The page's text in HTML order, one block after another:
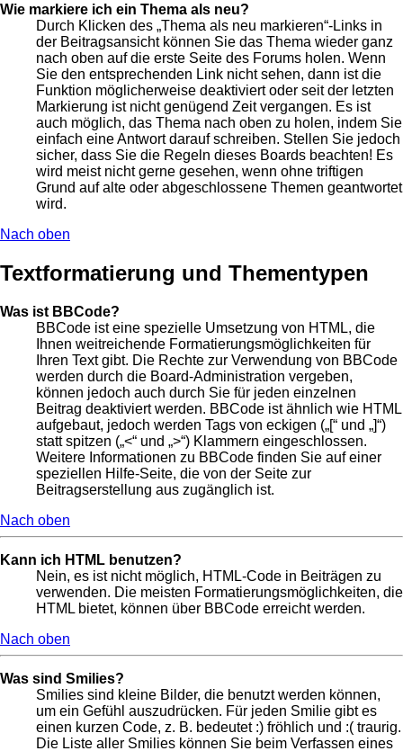
Wie markiere ich ein Thema als neu?
Durch Klicken des „Thema als neu markieren“-Links in
der Beitragsansicht können Sie das Thema wieder ganz
nach oben auf die erste Seite des Forums holen. Wenn
Sie den entsprechenden Link nicht sehen, dann ist die
Funktion möglicherweise deaktiviert oder seit der letzten
Markierung ist nicht genügend Zeit vergangen. Es ist
auch möglich, das Thema nach oben zu holen, indem Sie
einfach eine Antwort darauf schreiben. Stellen Sie jedoch
sicher, dass Sie die Regeln dieses Boards beachten! Es
wird meist nicht gerne gesehen, wenn ohne triftigen
Grund auf alte oder abgeschlossene Themen geantwortet
wird.
Nach oben
Textformatierung und Thementypen
Was ist BBCode?
BBCode ist eine spezielle Umsetzung von HTML, die
Ihnen weitreichende Formatierungsmöglichkeiten für
Ihren Text gibt. Die Rechte zur Verwendung von BBCode
werden durch die Board-Administration vergeben,
können jedoch auch durch Sie für jeden einzelnen
Beitrag deaktiviert werden. BBCode ist ähnlich wie HTML
aufgebaut, jedoch werden Tags von eckigen („[“ und „]“)
statt spitzen („<“ und „>“) Klammern eingeschlossen.
Weitere Informationen zu BBCode finden Sie auf einer
speziellen Hilfe-Seite, die von der Seite zur
Beitragserstellung aus zugänglich ist.
Nach oben
Kann ich HTML benutzen?
Nein, es ist nicht möglich, HTML-Code in Beiträgen zu
verwenden. Die meisten Formatierungsmöglichkeiten, die
HTML bietet, können über BBCode erreicht werden.
Nach oben
Was sind Smilies?
Smilies sind kleine Bilder, die benutzt werden können,
um ein Gefühl auszudrücken. Für jeden Smilie gibt es
einen kurzen Code, z. B. bedeutet :) fröhlich und :( traurig.
Die Liste aller Smilies können Sie beim Verfassen eines